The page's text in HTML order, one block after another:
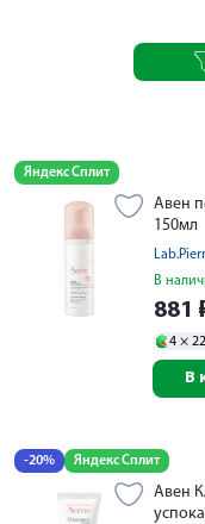
Яндекс Сплит
Авен
150мл
В
881
4 ×
В
-20% Яндекс Сплит
Авен